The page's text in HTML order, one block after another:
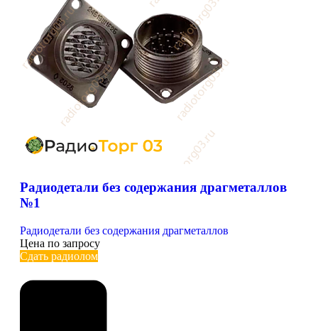
Радиодетали без содержания драгметаллов
№1
Радиодетали без содержания драгметаллов
Цена по запросу
Сдать радиолом